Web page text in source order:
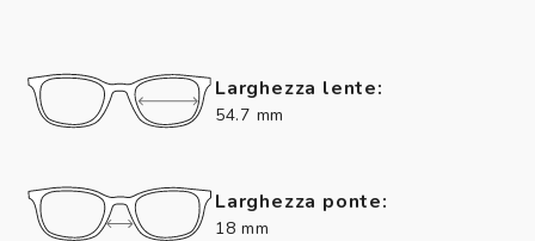
Larghezza lente:
54.7 mm
Larghezza ponte:
18 mm